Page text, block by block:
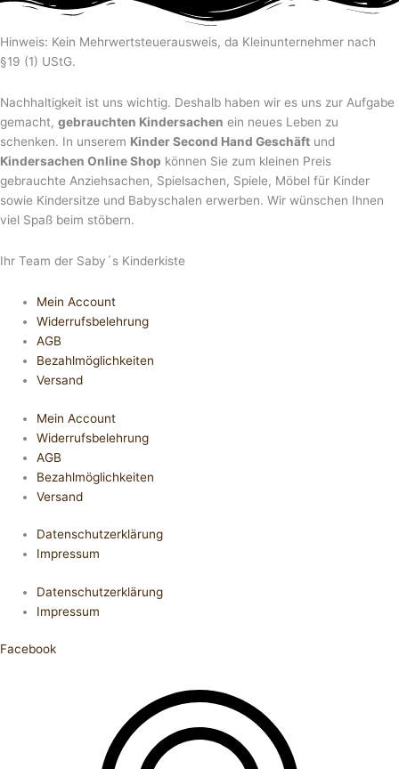
Hinweis: Kein Mehrwertsteuerausweis, da Kleinunternehmer nach
§19 (1) UStG.
Nachhaltigkeit ist uns wichtig. Deshalb haben wir es uns zur Aufgabe
gemacht, gebrauchten Kindersachen ein neues Leben zu
schenken. In unserem Kinder Second Hand Geschäft und
Kindersachen Online Shop können Sie zum kleinen Preis
gebrauchte Anziehsachen, Spiel­sachen, Spiele, Möbel für Kinder
sowie Kindersitze und Babyschalen erwerben. Wir wünschen Ihnen
viel Spaß beim stöbern.
Ihr Team der Saby´s Kinderkiste
Mein Account
Widerrufsbelehrung
AGB
Bezahlmöglichkeiten
Versand
Mein Account
Widerrufsbelehrung
AGB
Bezahlmöglichkeiten
Versand
Datenschutzerklärung
Impressum
Datenschutzerklärung
Impressum
Facebook